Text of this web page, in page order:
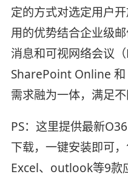
定的方式对选定用户
用的优势结合企业级
消息和可视网络会议
SharePoint Online
需求融为一体，满足
PS：这里提供最新
下载，一键安装即可
Excel、outlook等9款